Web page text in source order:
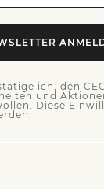
ich, den
und
Diese